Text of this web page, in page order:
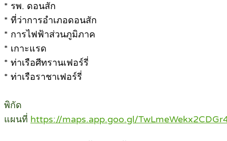
* รพ. ดอนสัก
* ที่ว่าการอำเภอดอนสัก
* การไฟฟ้าส่วนภูมิภาค
* เกาะแรด
* ท่าเรือศีทรานเฟอร์รี่
* ท่าเรือราชาเฟอร์รี่
พิกัด
แผนที่ https://maps.app.goo.gl/